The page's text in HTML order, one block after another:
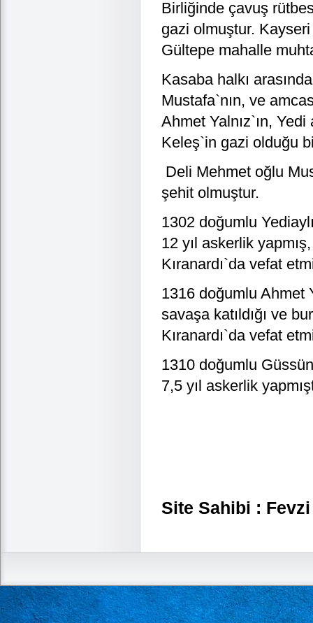
Birliğinde çavuş
gazi olmuştur.
Gültepe mahalle
Kasaba halkı
Mustafa`nın, ve
Ahmet Yalnız`ın,
Keleş`in gazi olduğu
Deli Mehmet oğlu
şehit olmuştur.
1302 doğumlu
12 yıl askerlik
Kıranardı`da vefat
1316 doğumlu Ahmet
savaşa katıldığı ve
Kıranardı`da vefat
1310 doğumlu
7,5 yıl askerlik
Site Sahibi :